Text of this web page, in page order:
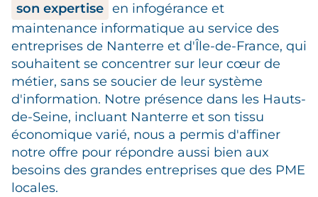
son expertise en infogérance et
maintenance informatique au service des
entreprises de Nanterre et d'Île-de-France, qui
souhaitent se concentrer sur leur cœur de
métier, sans se soucier de leur système
d'information. Notre présence dans les Hauts-
de-Seine, incluant Nanterre et son tissu
économique varié, nous a permis d'affiner
notre offre pour répondre aussi bien aux
besoins des grandes entreprises que des PME
locales.